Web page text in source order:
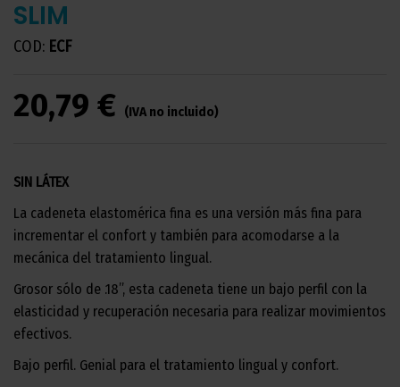
SLIM
COD: ECF
20,79 € (IVA no incluido)
SIN LÁTEX
La cadeneta elastomérica fina es una versión más fina para
incrementar el confort y también para acomodarse a la
mecánica del tratamiento lingual.
Grosor sólo de .18”, esta cadeneta tiene un bajo perfil con la
elasticidad y recuperación necesaria para realizar movimientos
efectivos.
Bajo perfil. Genial para el tratamiento lingual y confort.